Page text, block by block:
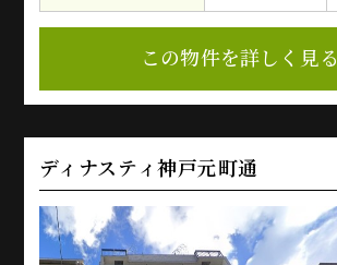
この物件を詳しく見る
ディナスティ神戸元町通